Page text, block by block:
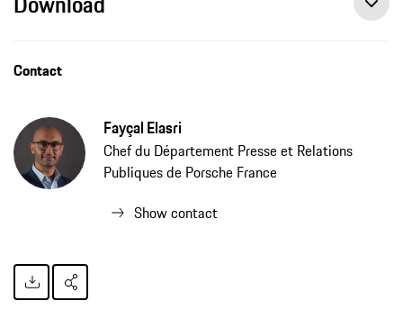
Contact
Fayçal Elasri
Chef du Département Presse et Relations
Publiques de Porsche France
Show contact